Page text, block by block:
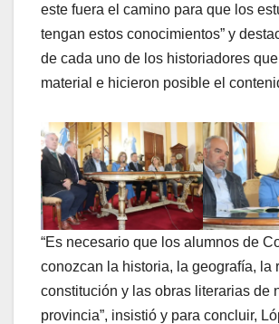
este fuera el camino para que los
tengan estos conocimientos” y
de cada uno de los historiadores
material e hicieron posible el
“Es necesario que los alumnos de
conozcan la historia, la geografía, la
constitución y las obras literarias de
provincia”, insistió y para concluir,